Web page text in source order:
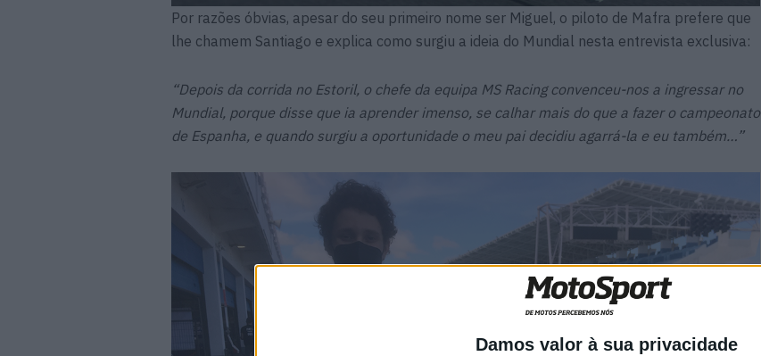
Damos valor à sua privacidade
Por razões óbvias, apesar do seu primeiro nome ser Miguel, o piloto de Mafra prefere que
lhe chamem Santiago e explica como surgiu a ideia do Mundial nesta entrevista exclusiva:
“Depois da corrida no Estoril, o chefe da equipa MS Racing convenceu-nos a ingressar no
Mundial, porque disse que ia aprender imenso, se calhar mais do que a fazer o campeonato
de Espanha, e quando surgiu a oportunidade o meu pai decidiu agarrá-la e eu também…”